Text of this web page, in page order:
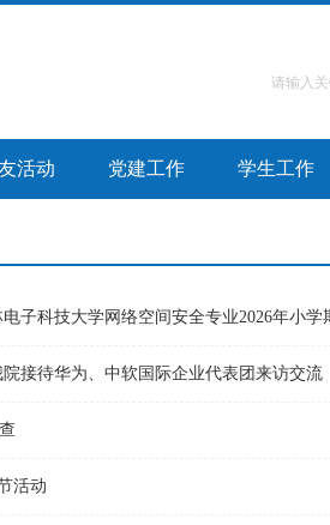
活动 党建工作 学生工作
接待华为、中软国际企业代表团来访交流
活动